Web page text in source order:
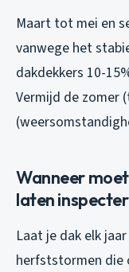
Maart tot mei en
vanwege het
dakdekkers 10-
Vermijd de zomer
Wanneer
laten
Laat je dak elk
herfststormen die